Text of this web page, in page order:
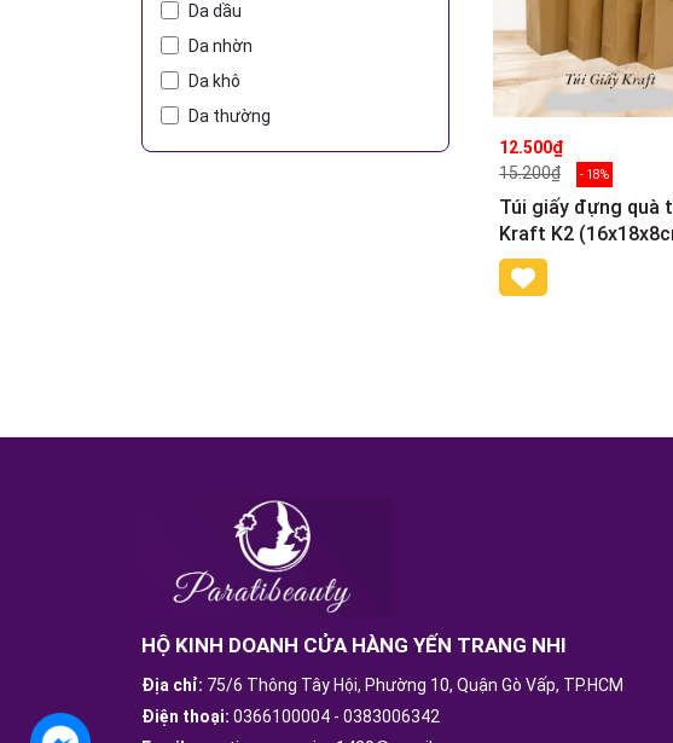
Da dầu
Da nhờn
Da khô
Da thường
12.500₫
15.200₫
- 18%
Túi giấy đựng quà
Kraft K2
HỘ KINH DOANH CỬA HÀNG YẾN TRANG NHI
Địa chỉ: 75/6 Thông Tây Hội, Phường 10, Quận Gò Vấp, TP.HCM
Điện thoại: 0366100004 - 0383006342